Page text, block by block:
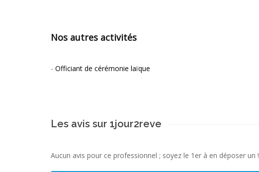
Nos autres activités
- Officiant de cérémonie laïque
Les avis sur 1jour2reve
Aucun avis pour ce professionnel ; soyez le 1er à en déposer un !